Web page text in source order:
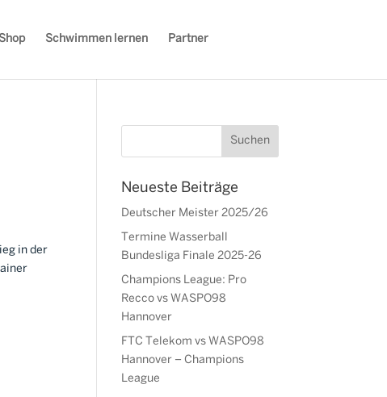
Shop Schwimmen lernen Partner
in der
Neueste Beiträge
Deutscher Meister 2025/26
Termine Wasserball
Bundesliga Finale 2025-26
Champions League: Pro
Recco vs WASPO98
Hannover
FTC Telekom vs WASPO98
Hannover – Champions
League